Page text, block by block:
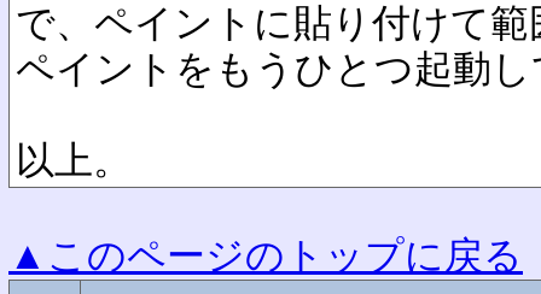
で、ペイントに貼り付けて
ペイントをもうひとつ起動
以上。
▲このページのトップに戻る